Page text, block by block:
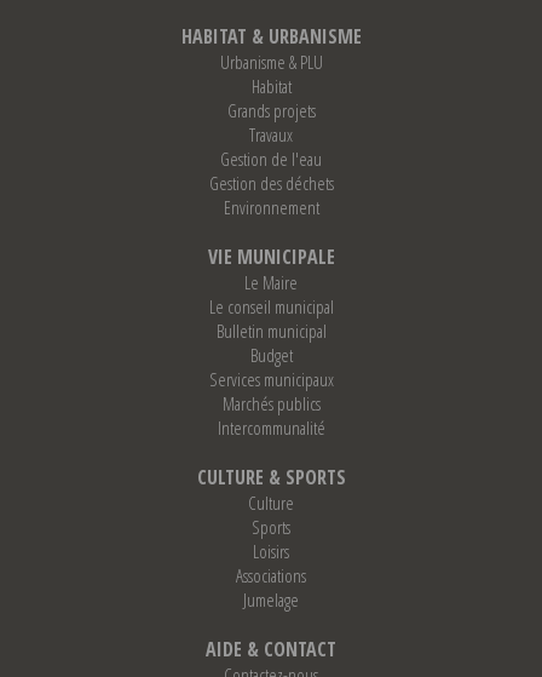
HABITAT & URBANISME
Urbanisme & PLU
Habitat
Grands projets
Travaux
Gestion de l'eau
Gestion des déchets
Environnement
VIE MUNICIPALE
Le Maire
Le conseil municipal
Bulletin municipal
Budget
Services municipaux
Marchés publics
Intercommunalité
CULTURE & SPORTS
Culture
Sports
Loisirs
Associations
Jumelage
AIDE & CONTACT